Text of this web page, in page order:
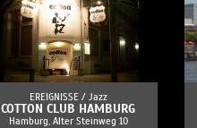
EREIGNISSE / Jazz
COTTON CLUB HAMBURG
Hamburg, Alter Steinweg 10